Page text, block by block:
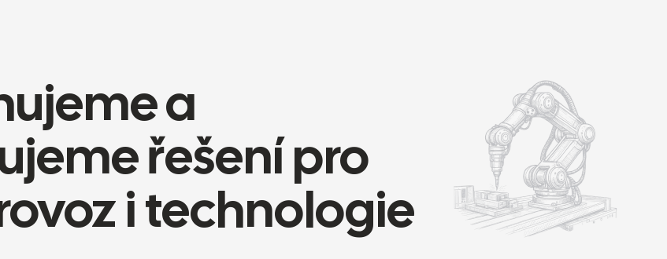
a
řešení pro
i technologie